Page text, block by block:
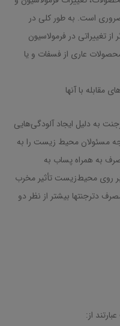
است. به طور کلی در
تغییراتی در فرمولاسیون
عاری از فسفات و یا
مقابله با آنها
به دلیل ایجاد آلودگی‌هایی
مسئولان محیط ‌زیست را به
به همراه پساب به
بر روی محیط‌زیست تأثیر مخرب
دترجنتها بیشتر از نظر دو
از: